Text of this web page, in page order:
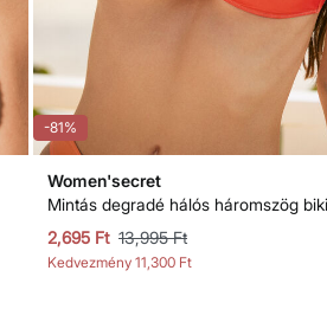
-81%
Women'secret
2,695 Ft 13,995 Ft
Kedvezmény 11,300 Ft